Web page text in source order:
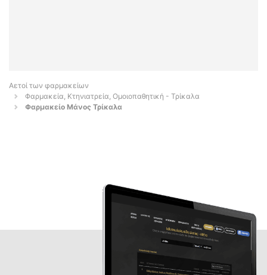
Αετοί των φαρμακείων
Φαρμακεία, Κτηνιατρεία, Ομοιοπαθητική - Τρίκαλα
Φαρμακείο Μάνος Τρίκαλα